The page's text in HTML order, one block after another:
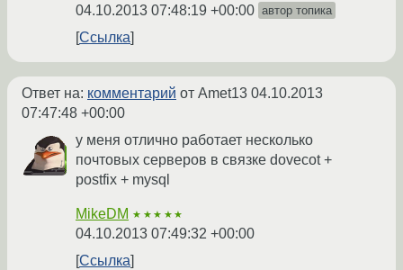
04.10.2013 07:48:19 +00:00 автор топика
Ссылка
Ответ на: комментарий от Amet13 04.10.2013
07:47:48 +00:00
у меня отлично работает несколько
почтовых серверов в связке dovecot +
postfix + mysql
MikeDM ★★★★★
04.10.2013 07:49:32 +00:00
Ссылка